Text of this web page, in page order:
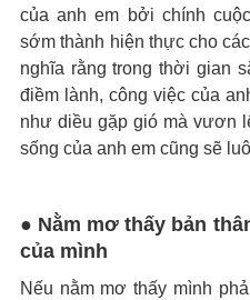
của anh em bởi chính
sớm thành hiện thực cho
nghĩa rằng trong thời gian
điềm lành, công việc của
như diều gặp gió mà vươn
sống của anh em cũng sẽ
● Nằm mơ thấy bản
của mình
Nếu nằm mơ thấy mình